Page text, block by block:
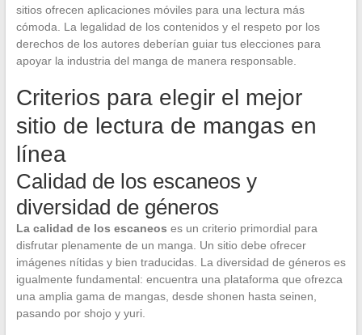
sitios ofrecen aplicaciones móviles para una lectura más
cómoda. La legalidad de los contenidos y el respeto por los
derechos de los autores deberían guiar tus elecciones para
apoyar la industria del manga de manera responsable.
Criterios para elegir el mejor
sitio de lectura de mangas en
línea
Calidad de los escaneos y
diversidad de géneros
La calidad de los escaneos es un criterio primordial para
disfrutar plenamente de un manga. Un sitio debe ofrecer
imágenes nítidas y bien traducidas. La diversidad de géneros es
igualmente fundamental: encuentra una plataforma que ofrezca
una amplia gama de mangas, desde shonen hasta seinen,
pasando por shojo y yuri.